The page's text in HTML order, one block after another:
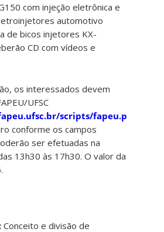
com injeção eletrônica e
automotivo
de bicos injetores KX-
CD com vídeos e
os interessados devem
UFSC
scripts/fapeu.pl/
conforme os campos
ser efetuadas na
13h30 às 17h30. O valor da
Conceito e divisão de